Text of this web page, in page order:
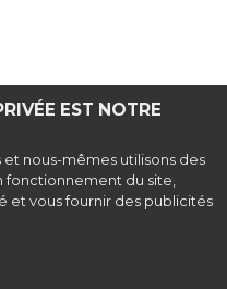
EST NOTRE
nous-mêmes utilisons des
fonctionnement du site,
et vous fournir des publicités